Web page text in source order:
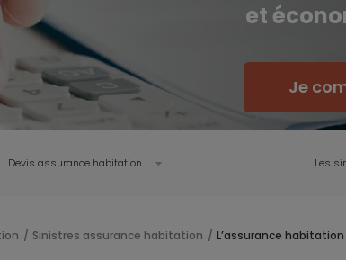
et
Je
Devis assurance habitation Les
Sinistres assurance habitation L’assurance